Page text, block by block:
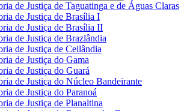
de Justiça de Taguatinga e de Águas Claras
de Justiça de Brasília I
de Justiça de Brasília II
de Justiça de Brazlândia
de Justiça de Ceilândia
de Justiça do Gama
de Justiça do Guará
de Justiça do Núcleo Bandeirante
de Justiça do Paranoá
de Justiça de Planaltina